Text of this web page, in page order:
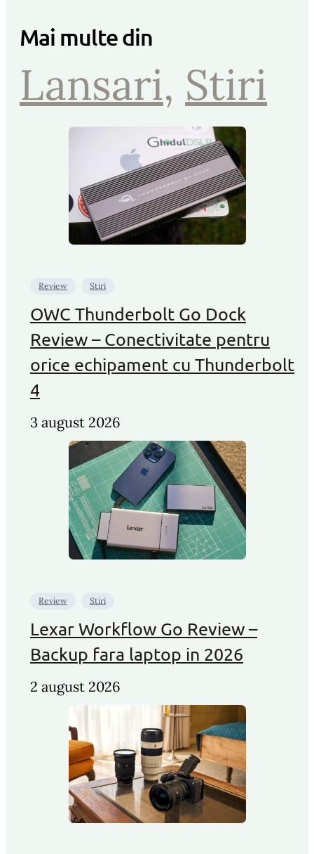
Mai multe din
Lansari, Stiri
Review Stiri
OWC Thunderbolt Go Dock
Review – Conectivitate pentru
orice echipament cu Thunderbolt
4
3 august 2026
Review Stiri
Lexar Workflow Go Review –
Backup fara laptop in 2026
2 august 2026